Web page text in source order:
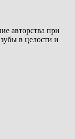
авторства при
в целости и